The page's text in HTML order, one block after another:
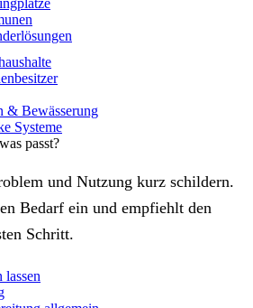
& Bewässerung
Systeme
passt?
und Nutzung kurz schildern.
Bedarf ein und empfiehlt den
Schritt.
lassen